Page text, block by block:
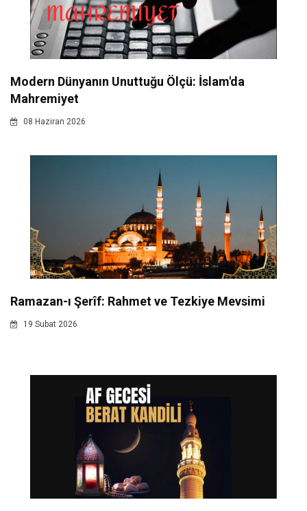
Modern Dünyanın Unuttuğu Ölçü: İslam'da
Mahremiyet
08 Haziran 2026
Ramazan-ı Şerîf: Rahmet ve Tezkiye Mevsimi
19 Subat 2026